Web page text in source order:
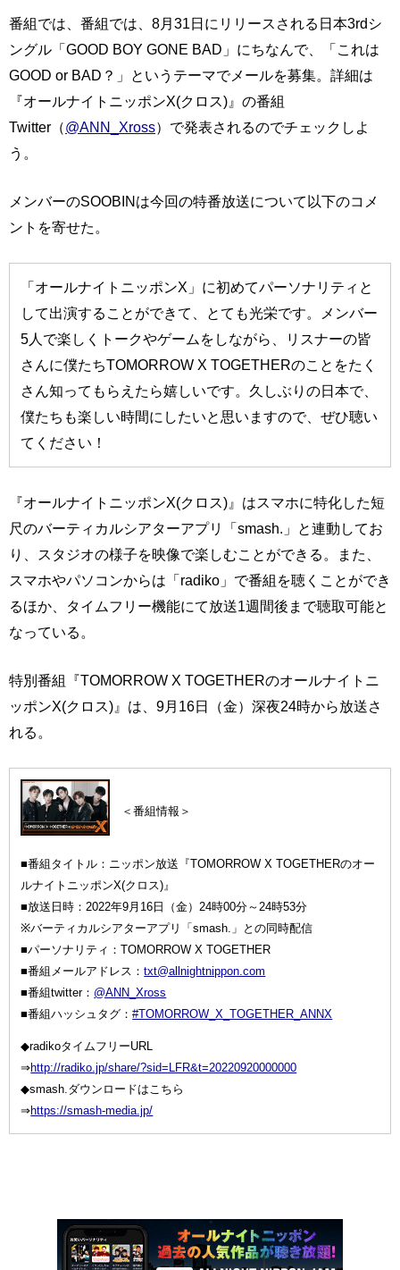
番組では、番組では、8月31日にリリースされる日本3rdシ
ングル「GOOD BOY GONE BAD」にちなんで、「これは
GOOD or BAD？」というテーマでメールを募集。詳細は
『オールナイトニッポンX(クロス)』の番組
Twitter（@ANN_Xross）で発表されるのでチェックしよ
う。
メンバーのSOOBINは今回の特番放送について以下のコメ
ントを寄せた。
「オールナイトニッポンX」に初めてパーソナリティと
して出演することができて、とても光栄です。メンバー
5人で楽しくトークやゲームをしながら、リスナーの皆
さんに僕たちTOMORROW X TOGETHERのことをたく
さん知ってもらえたら嬉しいです。久しぶりの日本で、
僕たちも楽しい時間にしたいと思いますので、ぜひ聴い
てください！
『オールナイトニッポンX(クロス)』はスマホに特化した短
尺のバーティカルシアターアプリ「smash.」と連動してお
り、スタジオの様子を映像で楽しむことができる。また、
スマホやパソコンからは「radiko」で番組を聴くことができ
るほか、タイムフリー機能にて放送1週間後まで聴取可能と
なっている。
特別番組『TOMORROW X TOGETHERのオールナイトニ
ッポンX(クロス)』は、9月16日（金）深夜24時から放送さ
れる。
＜番組情報＞
■番組タイトル：ニッポン放送『TOMORROW X TOGETHERのオー
ルナイトニッポンX(クロス)』
■放送日時：2022年9月16日（金）24時00分～24時53分
※バーティカルシアターアプリ「smash.」との同時配信
■パーソナリティ：TOMORROW X TOGETHER
■番組メールアドレス：txt@allnightnippon.com
■番組twitter： @ANN_Xross
■番組ハッシュタグ：#TOMORROW_X_TOGETHER_ANNX
◆radikoタイムフリーURL
⇒http://radiko.jp/share/?sid=LFR&t=20220920000000
◆smash.ダウンロードはこちら
⇒https://smash-media.jp/